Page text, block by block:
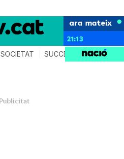
ara mateix
21:13
SOCIETAT SUCCESSOS